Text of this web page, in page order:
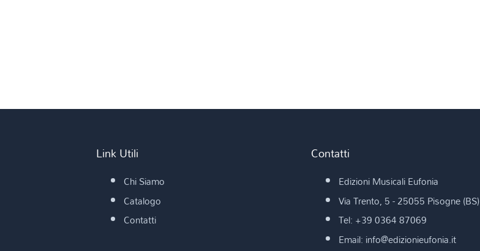
Link Utili
Chi Siamo
Catalogo
Contatti
Contatti
Edizioni Musicali Eufonia
Via Trento, 5 - 25055 Pisogne (BS)
Tel: +39 0364 87069
Email: info@edizionieufonia.it